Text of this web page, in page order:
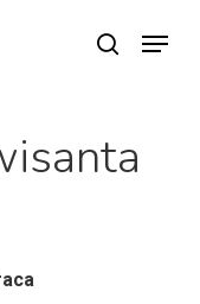
search
Menu